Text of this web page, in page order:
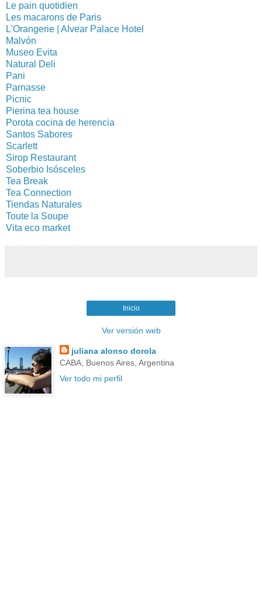
Le pain quotidien
Les macarons de Paris
L'Orangerie | Alvear Palace Hotel
Malvón
Museo Evita
Natural Deli
Pani
Parnasse
Picnic
Pierina tea house
Porota cocina de herencia
Santos Sabores
Scarlett
Sirop Restaurant
Soberbio Isósceles
Tea Break
Tea Connection
Tiendas Naturales
Toute la Soupe
Vita eco market
Inicio
Ver versión web
juliana alonso dorola
CABA, Buenos Aires, Argentina
Ver todo mi perfil